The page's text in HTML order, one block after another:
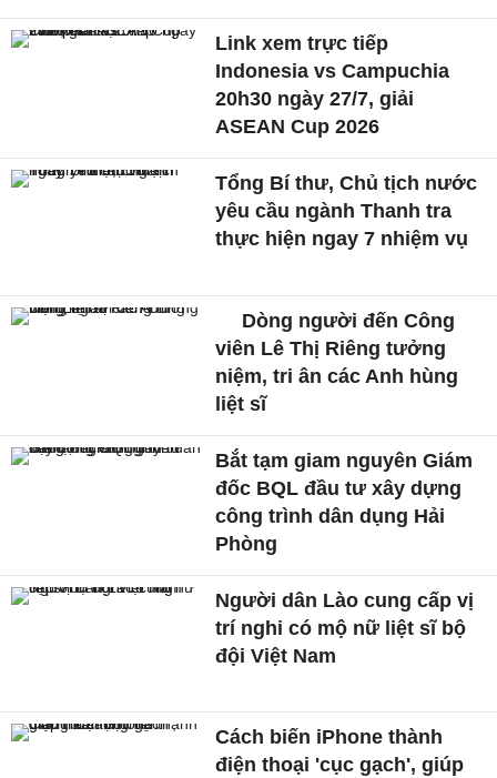
Link xem trực tiếp
Indonesia vs Campuchia
20h30 ngày 27/7, giải
ASEAN Cup 2026
Tổng Bí thư, Chủ tịch nước
yêu cầu ngành Thanh tra
thực hiện ngay 7 nhiệm vụ
Dòng người đến Công
viên Lê Thị Riêng tưởng
niệm, tri ân các Anh hùng
liệt sĩ
Bắt tạm giam nguyên Giám
đốc BQL đầu tư xây dựng
công trình dân dụng Hải
Phòng
Người dân Lào cung cấp vị
trí nghi có mộ nữ liệt sĩ bộ
đội Việt Nam
Cách biến iPhone thành
điện thoại 'cục gạch', giúp